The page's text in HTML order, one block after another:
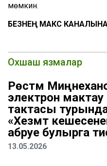
мөмкин.
БЕЗНЕҢ МАКС
Охшаш язмалар
Рөстәм
электрон мактау
тактасы
«Хезмәт
абруе булырга
13.05.2026